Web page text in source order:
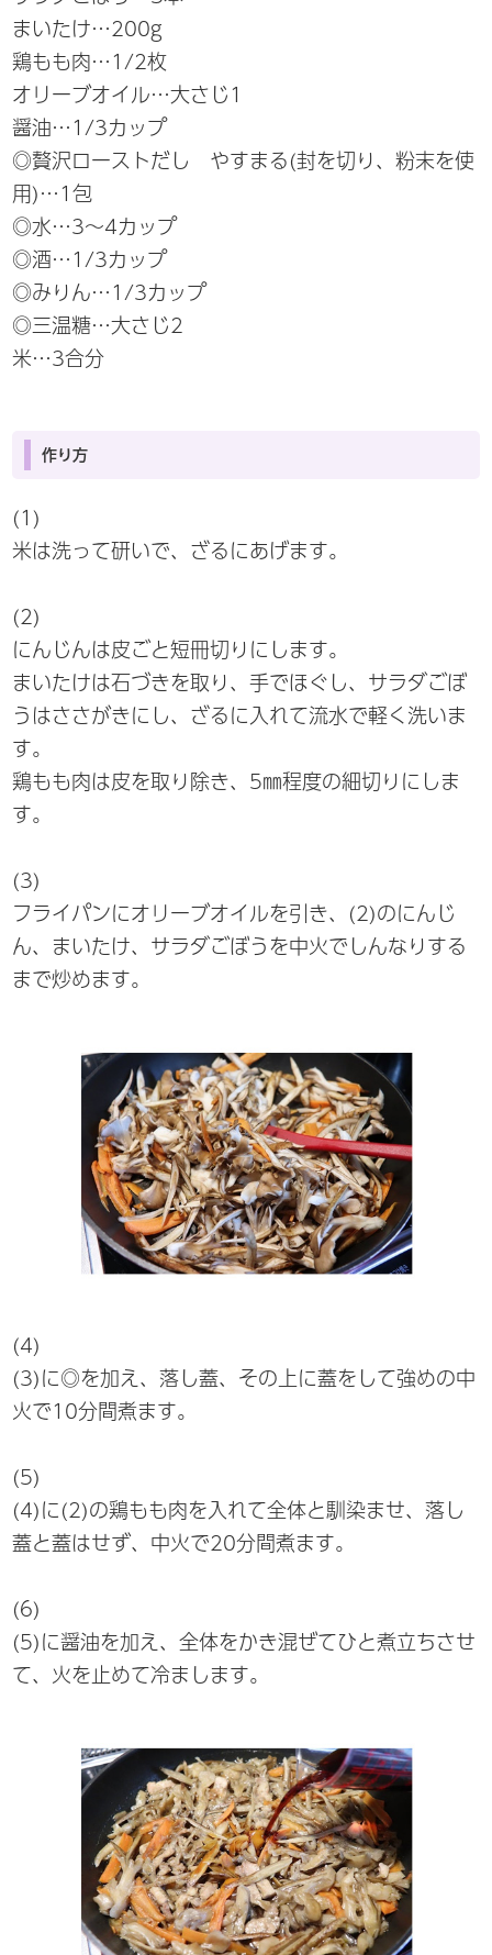
まいたけ…200g
鶏もも肉…1/2枚
オリーブオイル…大さじ1
醤油…1/3カップ
◎贅沢ローストだし やすまる(封を切り、粉末を使
用)…1包
◎水…3～4カップ
◎酒…1/3カップ
◎みりん…1/3カップ
◎三温糖…大さじ2
米…3合分
作り方
(1)
米は洗って研いで、ざるにあげます。
(2)
にんじんは皮ごと短冊切りにします。
まいたけは石づきを取り、手でほぐし、サラダごぼ
うはささがきにし、ざるに入れて流水で軽く洗いま
す。
鶏もも肉は皮を取り除き、5㎜程度の細切りにしま
す。
(3)
フライパンにオリーブオイルを引き、(2)のにんじ
ん、まいたけ、サラダごぼうを中火でしんなりする
まで炒めます。
(4)
(3)に◎を加え、落し蓋、その上に蓋をして強めの中
火で10分間煮ます。
(5)
(4)に(2)の鶏もも肉を入れて全体と馴染ませ、落し
蓋と蓋はせず、中火で20分間煮ます。
(6)
(5)に醤油を加え、全体をかき混ぜてひと煮立ちさせ
て、火を止めて冷まします。